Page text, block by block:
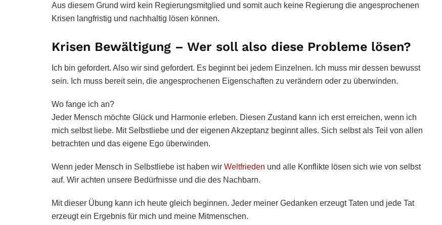
Aus diesem Grund wird kein Regierungsmitglied und somit auch keine Regierung die angesprochenen
Krisen langfristig und nachhaltig lösen können.
Krisen Bewältigung – Wer soll also diese Probleme lösen?
Ich bin gefordert. Also wir sind gefordert. Es beginnt bei jedem Einzelnen. Ich muss mir dessen bewusst
sein. Ich muss bereit sein, die angesprochenen Eigenschaften zu verändern oder zu überwinden.
Wo fange ich an?
Jeder Mensch möchte Glück und Harmonie erleben. Diesen Zustand kann ich erst erreichen, wenn ich
mich selbst liebe. Mit Selbstliebe und der eigenen Akzeptanz beginnt alles. Sich selbst als Teil von allen
betrachten und das eigene Ego überwinden.
Wenn jeder Mensch in Selbstliebe ist haben wir Weltfrieden und alle Konflikte lösen sich wie von selbst
auf. Wir achten unsere Bedürfnisse und die des Nachbarn.
Mit dieser Übung kann ich heute gleich beginnen. Jeder meiner Gedanken erzeugt Taten und jede Tat
erzeugt ein Ergebnis für mich und meine Mitmenschen.